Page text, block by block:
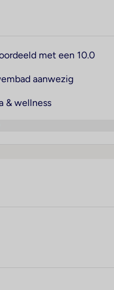
met een 10.0
aanwezig
& wellness